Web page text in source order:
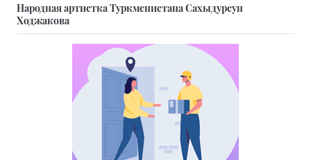
Народная артистка Туркменистана Сахыдурсун
Ходжакова